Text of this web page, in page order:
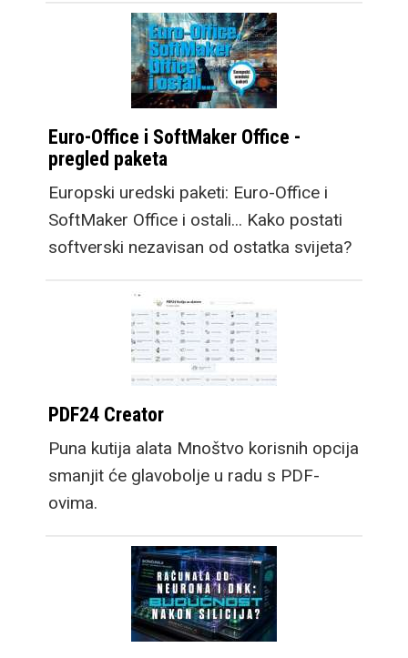
Euro-Office i SoftMaker Office -
pregled paketa
Europski uredski paketi: Euro-Office i
SoftMaker Office i ostali... Kako postati
softverski nezavisan od ostatka svijeta?
PDF24 Creator
Puna kutija alata Mnoštvo korisnih opcija
smanjit će glavobolje u radu s PDF-
ovima.